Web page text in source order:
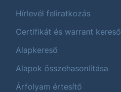
Hírlevél feliratkozás
Certifikát és warrant kereső
Alapkereső
Alapok összehasonlítása
Árfolyam értesítő